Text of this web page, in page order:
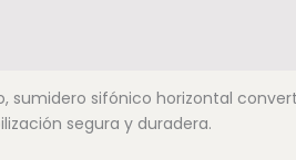
sifónico horizontal
segura y duradera.